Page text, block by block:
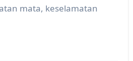
mata, keselamatan